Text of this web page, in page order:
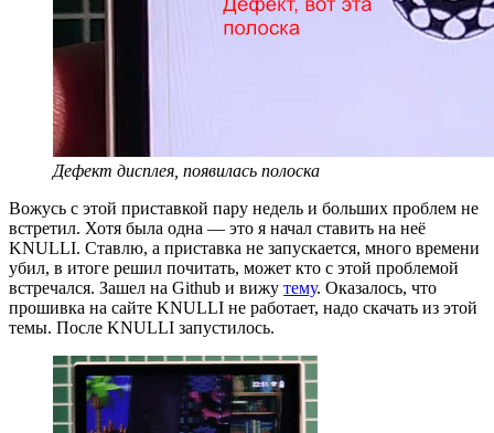
Дефект дисплея, появилась полоска
Вожусь с этой приставкой пару недель и больших проблем не
встретил. Хотя была одна — это я начал ставить на неё
KNULLI. Ставлю, а приставка не запускается, много времени
убил, в итоге решил почитать, может кто с этой проблемой
встречался. Зашел на Github и вижу тему. Оказалось, что
прошивка на сайте KNULLI не работает, надо скачать из этой
темы. После KNULLI запустилось.